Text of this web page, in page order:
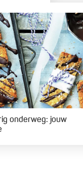
onderweg: jouw